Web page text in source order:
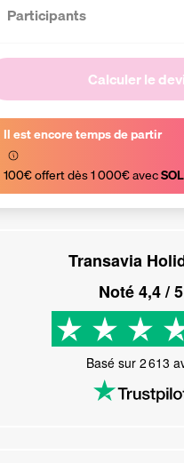
Participants
Calculer le
Il est encore temps de partir
100€ offert dès 1 000€ avec
Transavia
Noté4,4/ 5
Basé sur 2 613